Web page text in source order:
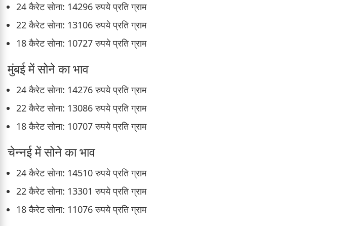
24 कैरेट सोना: 14296 रुपये प्रति ग्राम
22 कैरेट सोना: 13106 रुपये प्रति ग्राम
18 कैरेट सोना: 10727 रुपये प्रति ग्राम
मुंबई में सोने का भाव
24 कैरेट सोना: 14276 रुपये प्रति ग्राम
22 कैरेट सोना: 13086 रुपये प्रति ग्राम
18 कैरेट सोना: 10707 रुपये प्रति ग्राम
चेन्नई में सोने का भाव
24 कैरेट सोना: 14510 रुपये प्रति ग्राम
22 कैरेट सोना: 13301 रुपये प्रति ग्राम
18 कैरेट सोना: 11076 रुपये प्रति ग्राम